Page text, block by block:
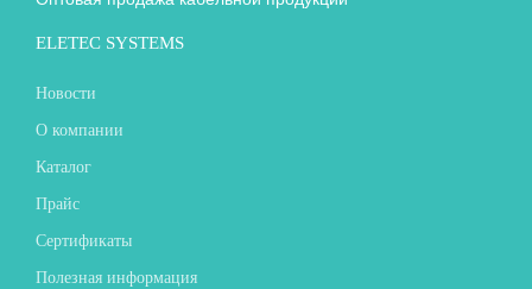
ELETEC SYSTEMS
Новости
О компании
Каталог
Прайс
Сертификаты
Полезная информация